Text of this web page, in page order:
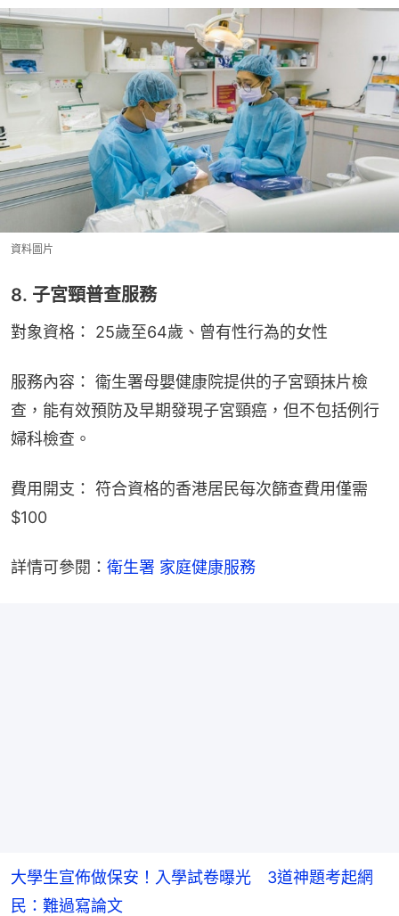
資料圖片
8. 子宮頸普查服務
對象資格： 25歲至64歲、曾有性行為的女性
服務內容： 衞生署母嬰健康院提供的子宮頸抹片檢
查，能有效預防及早期發現子宮頸癌，但不包括例行
婦科檢查。
費用開支： 符合資格的香港居民每次篩查費用僅需
$100
詳情可參閱： 衛生署 家庭健康服務
大學生宣佈做保安！入學試卷曝光 3道神題考起網
民：難過寫論文